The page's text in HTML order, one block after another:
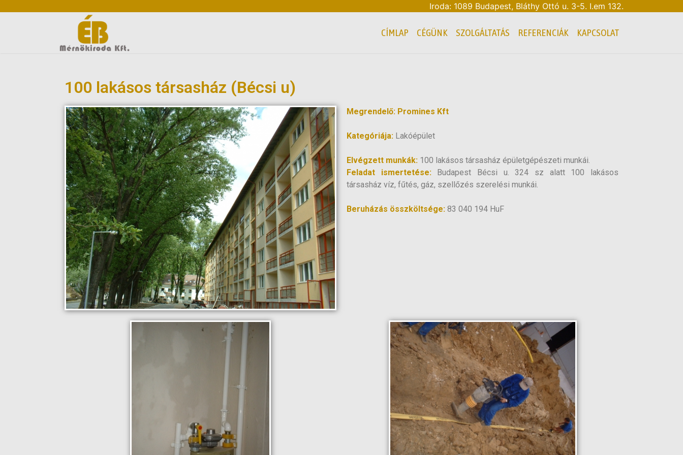
Iroda: 1089 Budapest, Bláthy Ottó u. 3-5. I.em 132.
CÍMLAP CÉGÜNK SZOLGÁLTATÁS REFERENCIÁK KAPCSOLAT
100 lakásos társasház (Bécsi u)
Megrendelő: Promines Kft
Kategóriája: Lakóépület
Elvégzett munkák: 100 lakásos társasház épületgépészeti munkái.
Feladat ismertetése: Budapest Bécsi u. 324 sz alatt 100 lakásos
társasház víz, fűtés, gáz, szellőzés szerelési munkái.
Beruházás összköltsége: 83 040 194 HuF